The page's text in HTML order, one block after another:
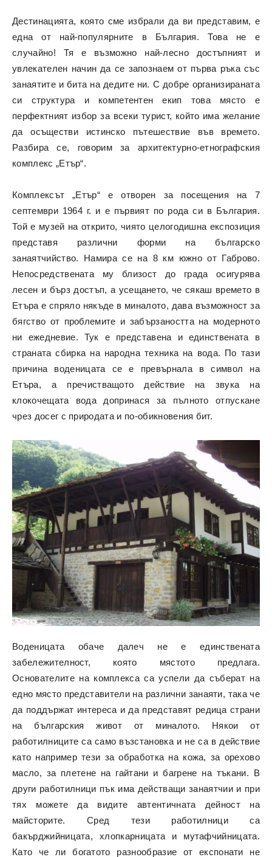
Дестинацията, която сме избрали да ви представим, е
една от най-популярните в България. Това не е
случайно! Тя е възможно най-лесно достъпният и
увлекателен начин да се запознаем от първа ръка със
занаятите и бита на дедите ни. С добре организираната
си структура и компетентен екип това място е
перфектният избор за всеки турист, който има желание
да осъществи истинско пътешествие във времето.
Разбира се, говорим за архитектурно-етнографския
комплекс „Етър“.
Комплексът „Етър“ е отворен за посещения на 7
септември 1964 г. и е първият по рода си в България.
Той е музей на открито, чиято целогодишна експозиция
представя различни форми на българско
занаятчийство. Намира се на 8 км южно от Габрово.
Непосредствената му близост до града осигурява
лесен и бърз достъп, а усещането, че сякаш времето в
Етъра е спряло някъде в миналото, дава възможност за
бягство от проблемите и забързаността на модерното
ни ежедневие. Тук е представена и единствената в
страната сбирка на народна техника на вода. По тази
причина воденицата се е превърнала в символ на
Етъра, а пречистващото действие на звука на
клокочещата вода допринася за пълното отпускане
чрез досег с природата и по-обикновения бит.
Воденицата обаче далеч не е единствената
забележителност, която мястото предлага.
Основателите на комплекса са успели да съберат на
едно място представители на различни занаяти, така че
да поддържат интереса и да представят редица страни
на българския живот от миналото. Някои от
работилниците са само възстановка и не са в действие
като например тези за обработка на кожа, за орехово
масло, за плетене на гайтани и багрене на тъкани. В
други работилници пък има действащи занаятчии и при
тях можете да видите автентичната дейност на
майсторите. Сред тези работилници са
бакърджийницата, хлопкарницата и мутафчийницата.
Като че ли богатото разнообразие от експонати не